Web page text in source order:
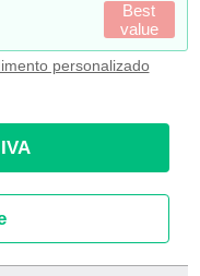
Best
value
personalizado